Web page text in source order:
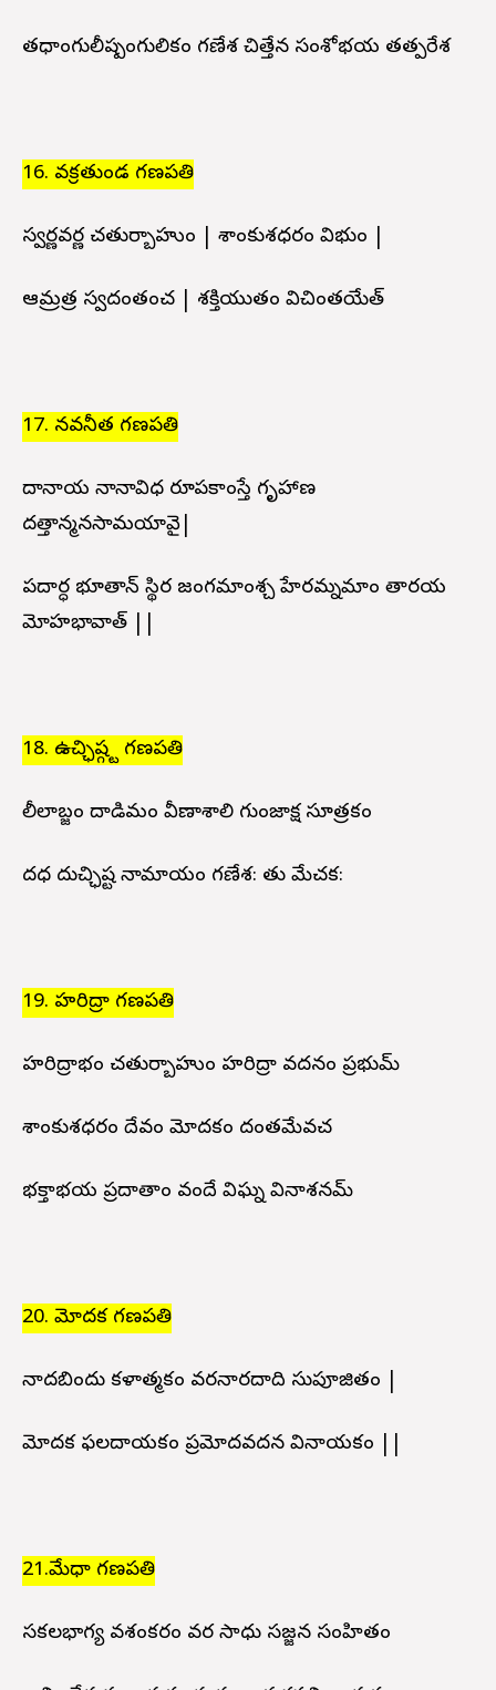
తధాంగులీష్పంగులికం గణేశ చిత్తేన సంశోభయ తత్పరేశ
16. వక్రతుండ గణపతి
స్వర్ణవర్ణ చతుర్బాహుం | పాశాంకుశధరం విభుం |
ఆమ్రపాత్ర స్వదంతంచ | శక్తియుతం విచింతయేత్
17. నవనీత గణపతి
దానాయ నానావిధ రూపకాంస్తే గృహాణ
దత్తాన్మనసామయావై|
పదార్ధ భూతాన్ స్థిర జంగమాంశ్చ హేరమ్నమాం తారయ
మోహభావాత్ ||
18. ఉచ్ఛిష్గ్ట గణపతి
లీలాబ్జం దాడిమం వీణాశాలి గుంజాక్ష సూత్రకం
దధ దుచ్ఛిష్ట నామాయం గణేశ: పాతు మేచక:
19. హరిద్రా గణపతి
హరిద్రాభం చతుర్బాహుం హరిద్రా వదనం ప్రభుమ్
పాశాంకుశధరం దేవం మోదకం దంతమేవచ
భక్తాభయ ప్రదాతాం వందే విఘ్న వినాశనమ్
20. మోదక గణపతి
నాదబిందు కళాత్మకం వరనారదాది సుపూజితం |
మోదక ఫలదాయకం ప్రమోదవదన వినాయకం ||
21.మేధా గణపతి
సకలభాగ్య వశంకరం వర సాధు సజ్జన సంహితం